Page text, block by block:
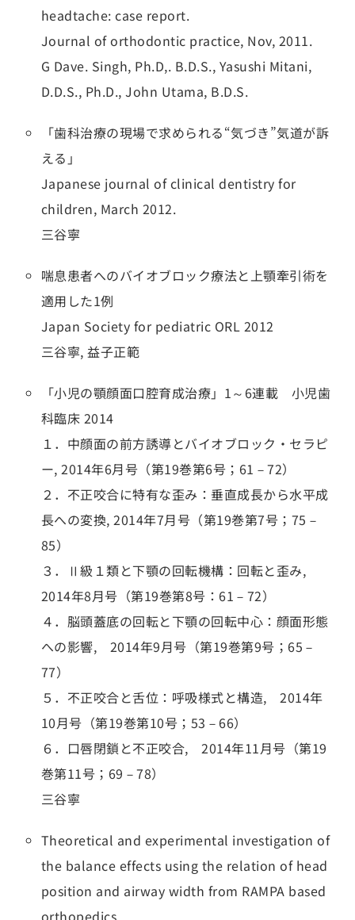
headtache: case report.
Journal of orthodontic practice, Nov, 2011.
G Dave. Singh, Ph.D,. B.D.S., Yasushi Mitani,
D.D.S., Ph.D., John Utama, B.D.S.
「歯科治療の現場で求められる“気づき”気道が訴
える」
Japanese journal of clinical dentistry for
children, March 2012.
三谷寧
喘息患者へのバイオブロック療法と上顎牽引術を
適用した1例
Japan Society for pediatric ORL 2012
三谷寧, 益子正範
「小児の顎顔面口腔育成治療」1～6連載 小児歯
科臨床 2014
１．中顔面の前方誘導とバイオブロック・セラピ
ー, 2014年6月号（第19巻第6号；61－72）
２．不正咬合に特有な歪み：垂直成長から水平成
長への変換, 2014年7月号（第19巻第7号；75－
85）
３．Ⅱ級１類と下顎の回転機構：回転と歪み,
2014年8月号（第19巻第8号：61－72）
４．脳頭蓋底の回転と下顎の回転中心：顔面形態
への影響, 2014年9月号（第19巻第9号；65－
77）
５．不正咬合と舌位：呼吸様式と構造, 2014年
10月号（第19巻第10号；53－66）
６．口唇閉鎖と不正咬合, 2014年11月号（第19
巻第11号；69－78）
三谷寧
Theoretical and experimental investigation of
the balance effects using the relation of head
position and airway width from RAMPA based
orthopedics.